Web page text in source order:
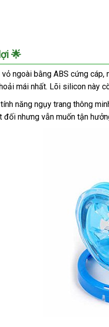
🌟
ngoài bằng ABS cứng
mái nhất. Lõi silicon này
năng ngụy trang thông
nhưng vẫn muốn tận